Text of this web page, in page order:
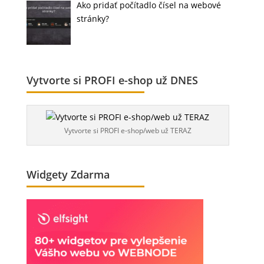
Ako pridať počítadlo čísel na webové
stránky?
Vytvorte si PROFI e-shop už DNES
Vytvorte si PROFI e-shop/web už TERAZ
Widgety Zdarma